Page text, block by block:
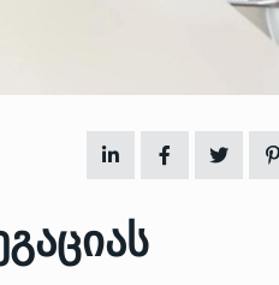
13/05/2022